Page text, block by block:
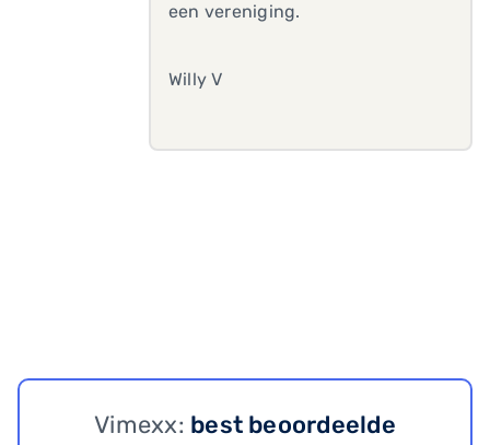
een vereniging.
Willy V
Vimexx: best beoordeelde